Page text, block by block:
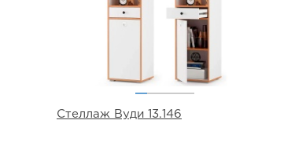
Стеллаж Вуди 13.146